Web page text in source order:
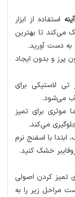
استفاده از ابزار
می‌کند تا بهترین
به دست آورید.
پرز و بدون ایجاد
تی لاستیکی برای
می‌شود.
موثری برای تمیز
می‌کند.
با اسفنج نرم
خشک کنید.
تمیز کردن اصولی
مراحل زیر را به